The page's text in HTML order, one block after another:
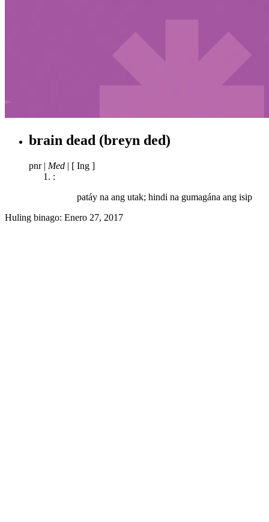
brain dead (breyn ded)
pnr | Med | [ Ing ]
:
patáy na ang utak; hindi na gumagána ang isip
Huling binago: Enero 27, 2017